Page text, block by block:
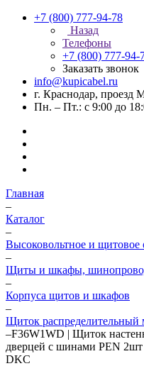
+7 (800) 777-94-78
Назад
Телефоны
+7 (800) 777-94-
Заказать звонок
info@kupicabel.ru
г. Краснодар, проезд
Пн. – Пт.: с 9:00 до
Главная
–
Каталог
–
Высоковольтное и щитовое
–
Щиты и шкафы,
–
Корпуса щитов и шкафов
–
Щиток распределительный
–F36W1WD | Щиток
дверцей с шинами PEN 2шт
DKC